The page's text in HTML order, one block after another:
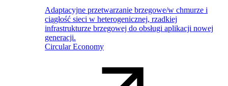
Adaptacyjne przetwarzanie brzegowe/w chmurze i
ciągłość sieci w heterogenicznej, rzadkiej
infrastrukturze brzegowej do obsługi aplikacji nowej
generacji.
Circular Economy